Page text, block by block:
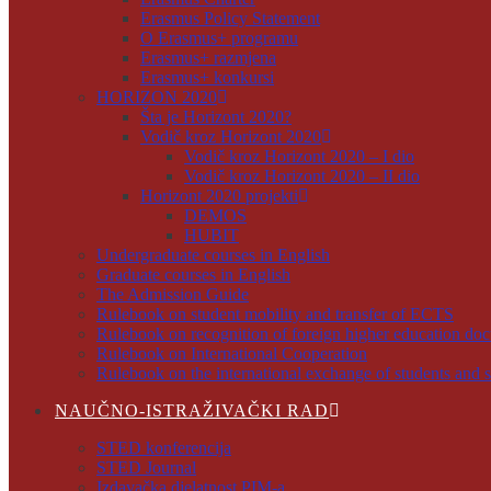
Erasmus Policy Statement
O Erasmus+ programu
Erasmus+ razmjena
Erasmus+ konkursi
HORIZON 2020
Šta je Horizont 2020?
Vodič kroz Horizont 2020
Vodič kroz Horizont 2020 – I dio
Vodič kroz Horizont 2020 – II dio
Horizont 2020 projekti
DEMOS
HUBIT
Undergraduate courses in English
Graduate courses in English
The Admission Guide
Rulebook on student mobility and transfer of ECTS
Rulebook on recognition of foreign higher education
Rulebook on International Cooperation
Rulebook on the international exchange of students and
NAUČNO-ISTRAŽIVAČKI RAD
STED konferencija
STED Journal
Izdavačka djelatnost PIM-a